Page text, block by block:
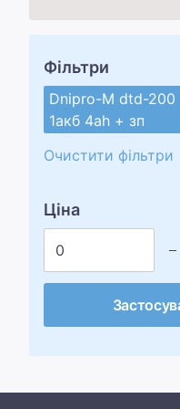
Фільтри
Dnipro-M dtd-200
1акб 4ah + зп
Очистити фільтри
Ціна